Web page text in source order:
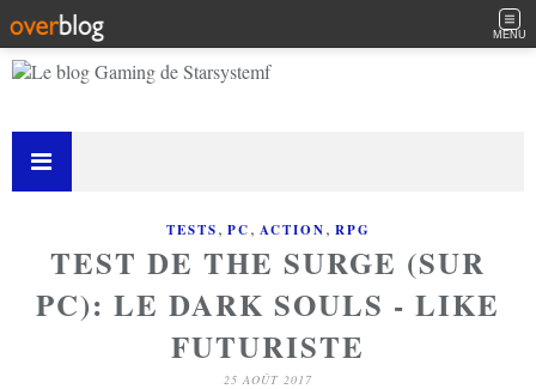
MENU
TESTS, PC, ACTION, RPG
TEST DE THE SURGE (SUR
PC): LE DARK SOULS - LIKE
FUTURISTE
25 AOÛT 2017